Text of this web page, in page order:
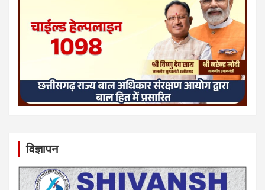
विज्ञापन